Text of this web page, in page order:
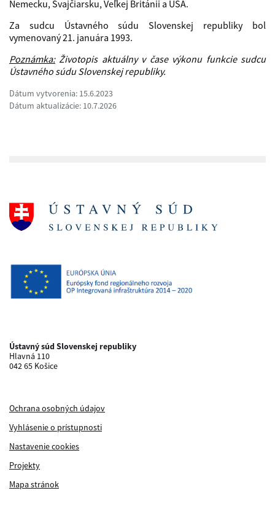
Nemecku, Švajčiarsku, Veľkej Británii a USA.
Za sudcu Ústavného súdu Slovenskej republiky bol
vymenovaný 21. januára 1993.
Poznámka:Životopis aktuálny v čase výkonu funkcie sudcu
Ústavného súdu Slovenskej republiky.
Dátum vytvorenia: 15.6.2023
Dátum aktualizácie: 10.7.2026
Ústavný súd Slovenskej republiky
Hlavná 110
042 65 Košice
Ochrana osobných údajov
Vyhlásenie o prístupnosti
Nastavenie cookies
Projekty
Mapa stránok